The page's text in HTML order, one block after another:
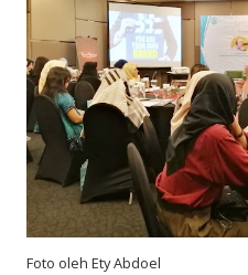
Foto oleh Ety Abdoel